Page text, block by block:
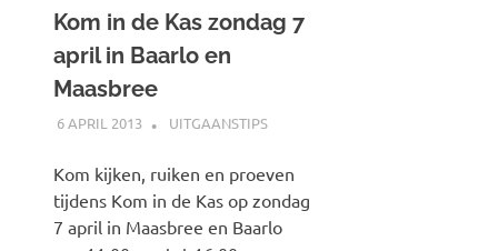
Kom in de Kas zondag 7
april in Baarlo en
Maasbree
6 APRIL 2013 JOHAN
UITGAANSTIPS
Kom kijken, ruiken en proeven
tijdens Kom in de Kas op zondag
7 april in Maasbree en Baarlo